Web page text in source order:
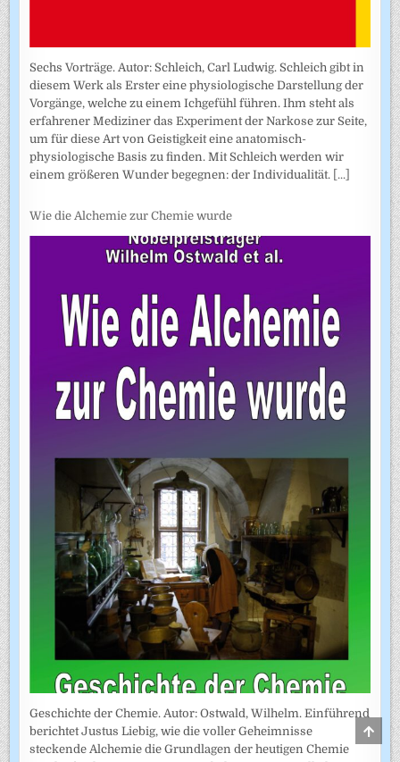
Sechs Vorträge. Autor: Schleich, Carl Ludwig. Schleich gibt in
diesem Werk als Erster eine physiologische Darstellung der
Vorgänge, welche zu einem Ichgefühl führen. Ihm steht als
erfahrener Mediziner das Experiment der Narkose zur Seite,
um für diese Art von Geistigkeit eine anatomisch-
physiologische Basis zu finden. Mit Schleich werden wir
einem größeren Wunder begegnen: der Individualität. [...]
Wie die Alchemie zur Chemie wurde
Geschichte der Chemie. Autor: Ostwald, Wilhelm. Einführend
berichtet Justus Liebig, wie die voller Geheimnisse
steckende Alchemie die Grundlagen der heutigen Chemie
TO
TOP